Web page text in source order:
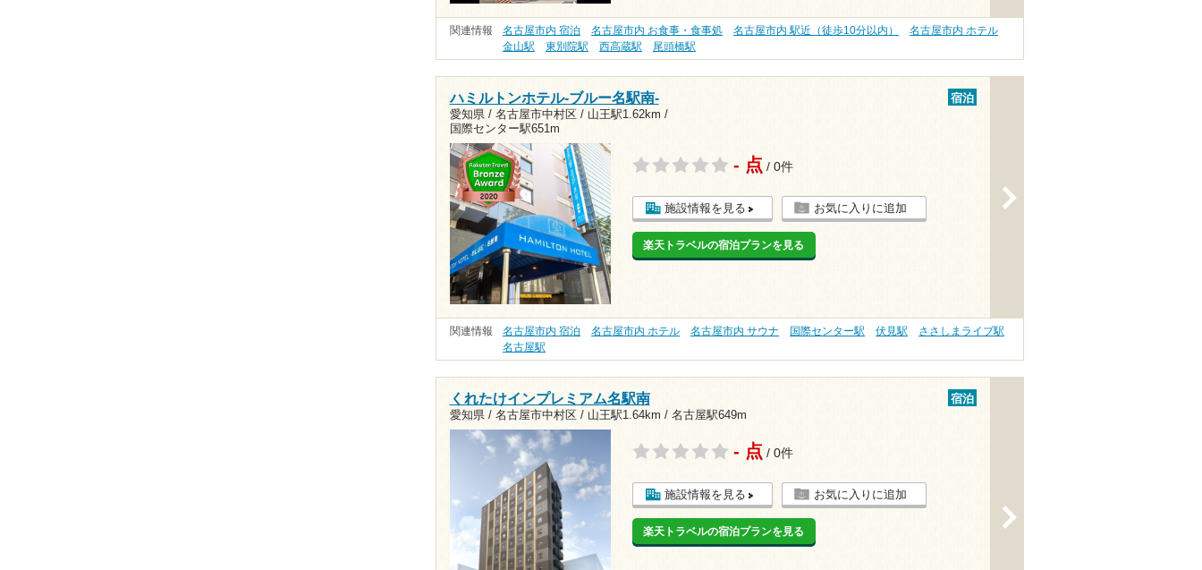
関連情報 名古屋市内 宿泊 名古屋市内 お食事・食事処 名古屋市内 駅近（徒歩10分以内）
名古屋市内 ホテル
金山駅
東別院駅 西高蔵駅 尾頭橋駅
ハミルトンホテル-ブルー名駅南-
愛知県 / 名古屋市中村区 / 山王駅1.62km /
国際センター駅651m
宿泊
- 点 / 0件
施設情報を見る お気に入りに追加
楽天トラベルの宿泊プランを見る
関連情報 名古屋市内 宿泊 名古屋市内 ホテル 名古屋市内 サウナ 国際センター駅 伏見駅
ささしまライブ駅
名古屋駅
くれたけインプレミアム名駅南
愛知県 / 名古屋市中村区 / 山王駅1.64km / 名古屋駅649m
宿泊
- 点 / 0件
施設情報を見る お気に入りに追加
楽天トラベルの宿泊プランを見る